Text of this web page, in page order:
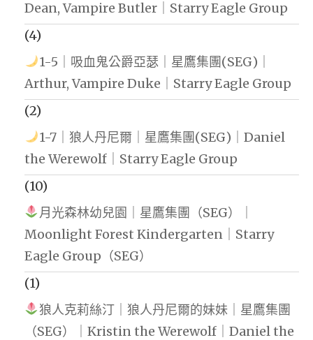
Dean, Vampire Butler｜Starry Eagle Group
(4)
1-5｜吸血鬼公爵亞瑟｜星鷹集團(SEG)｜
Arthur, Vampire Duke｜Starry Eagle Group
(2)
1-7｜狼人丹尼爾｜星鷹集團(SEG)｜Daniel
the Werewolf｜Starry Eagle Group
(10)
月光森林幼兒園｜星鷹集團（SEG）｜
Moonlight Forest Kindergarten｜Starry
Eagle Group（SEG）
(1)
狼人克莉絲汀｜狼人丹尼爾的妹妹｜星鷹集團
（SEG）｜Kristin the Werewolf｜Daniel the